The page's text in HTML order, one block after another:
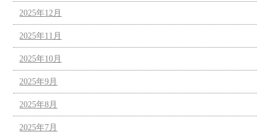
2025年12月
2025年11月
2025年10月
2025年9月
2025年8月
2025年7月